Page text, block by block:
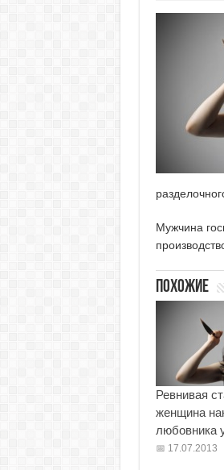
Мужчина
Похожие
Ревнивая
женщина
любовника
17.07.2013